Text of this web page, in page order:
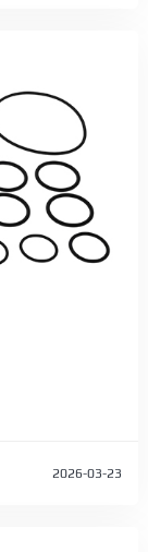
2026-03-23